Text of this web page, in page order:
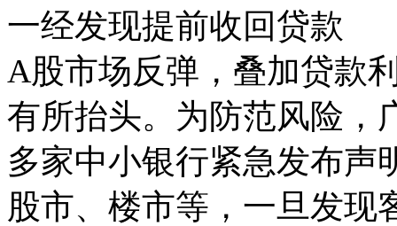
一经发现提前收回贷款
A股市场反弹，叠加贷款
有所抬头。为防范风险，
多家中小银行紧急发布声
股市、楼市等，一旦发现